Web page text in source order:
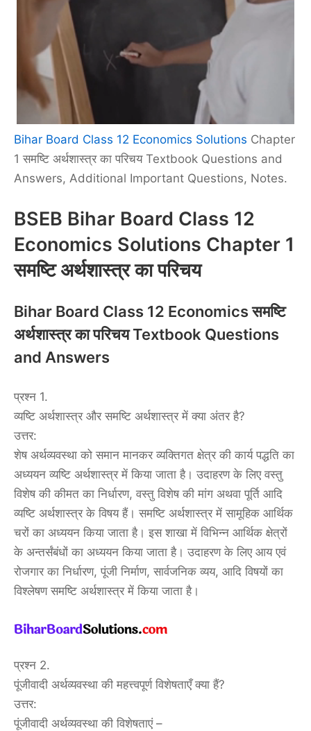
Bihar Board Class 12 Economics Solutions Chapter
1 समष्टि अर्थशास्त्र का परिचय Textbook Questions and
Answers, Additional Important Questions, Notes.
BSEB Bihar Board Class 12
Economics Solutions Chapter 1
समष्टि अर्थशास्त्र का परिचय
Bihar Board Class 12 Economics समष्टि
अर्थशास्त्र का परिचय Textbook Questions
and Answers
प्रश्न 1.
व्यष्टि अर्थशास्त्र और समष्टि अर्थशास्त्र में क्या अंतर है?
उत्तर:
शेष अर्थव्यवस्था को समान मानकर व्यक्तिगत क्षेत्र की कार्य पद्धति का
अध्ययन व्यष्टि अर्थशास्त्र में किया जाता है। उदाहरण के लिए वस्तु
विशेष की कीमत का निर्धारण, वस्तु विशेष की मांग अथवा पूर्ति आदि
व्यष्टि अर्थशास्त्र के विषय हैं। समष्टि अर्थशास्त्र में सामूहिक आर्थिक
चरों का अध्ययन किया जाता है। इस शाखा में विभिन्न आर्थिक क्षेत्रों
के अन्तर्संबंधों का अध्ययन किया जाता है। उदाहरण के लिए आय एवं
रोजगार का निर्धारण, पूंजी निर्माण, सार्वजनिक व्यय, आदि विषयों का
विश्लेषण समष्टि अर्थशास्त्र में किया जाता है।
प्रश्न 2.
पूंजीवादी अर्थव्यवस्था की महत्त्वपूर्ण विशेषताएँ क्या हैं?
उत्तर:
पूंजीवादी अर्थव्यवस्था की विशेषताएं –